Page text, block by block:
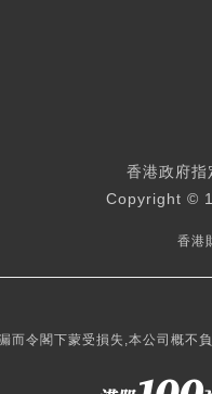
香港政府指
Copyright ©
香港
令閣下蒙受損失,本公司概不負